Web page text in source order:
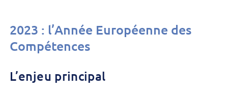
2023 : l’Année Européenne des
Compétences
L’enjeu principal